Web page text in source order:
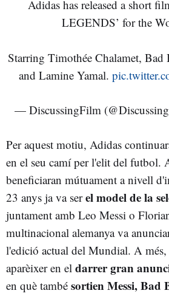
Adidas has released a short
LEGENDS’ for the
Starring Timothée Chalamet,
and Lamine Yamal.
— DiscussingFilm
Per aquest motiu, Adidas
en el seu camí per l'elit del futbol.
beneficiaran mútuament a nivell
23 anys ja va serel model de la
juntament amb Leo Messi o
multinacional alemanya va
l'edició actual del Mundial. A més,
aparèixer en el darrer gran
en què també sortien Messi, Bad